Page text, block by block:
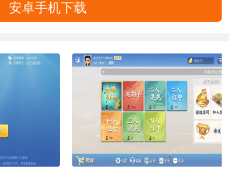
安卓手机下载